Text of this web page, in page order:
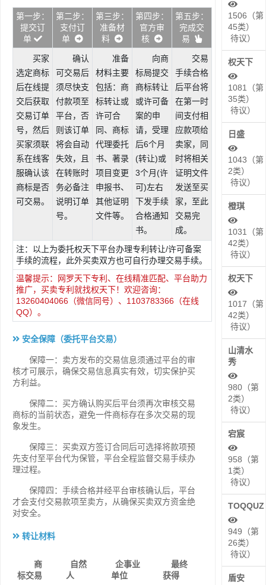
第一步：
提交订
单
第二步：
支付订
单
第三步：
准备材
料
第四步：
官方审
核
第五步：
完成交
易
买家
选定商标
后在线提
交后获取
交易订单
号，然后
买家须联
系在线客
服确认该
商标是否
可交易。
确认
可交易后
须尽快支
付款项至
平台，否
则该订单
将会自动
失效，且
在转账时
务必备注
说明订单
号。
准备
材料主要
包括：商
标转让或
许可合
同、商标
代理委托
书、著录
项目变更
申报书、
其他证明
文件等。
向商
标局提交
商标转让
或许可备
案的申
请，受理
后6个月
(转让)或
3个月(许
可)左右
下发手续
合格通知
书。
交易
手续合格
后平台将
在第一时
间支付相
应款项给
卖家，同
时将相关
证明文件
发送至买
家，至此
交易完
成。
注：以上为委托权天下平台办理专利转让/许可备案
手续的流程，此外买卖双方也可自行办理交易手续。
温馨提示：网罗天下专利、在线精准匹配、平台助力
推广，买卖专利就找权天下！欢迎咨询：
13260404066（微信同号）、1103783366（在线
QQ）。
安全保障（委托平台交易）
保障一：卖方发布的交易信息须通过平台的审
核才可展示，确保交易信息真实有效，切实保护买
方利益。
保障二：买方确认购买后平台须再次审核交易
商标的当前状态，避免一件商标存在多次交易的现
象发生。
保障三：买卖双方签订合同后可选择将款项预
先支付至平台代为保管，平台全程监督交易手续办
理过程。
保障四：手续合格并经平台审核确认后，平台
才会支付交易款项至卖方，从确保买卖双方资金绝
对安全。
转让材料
商
标交易
自然
人
企事业
单位
最终
获得
1506（第
45类）
待议）
权天下
1081（第
35类）
待议）
日盛
1043（第
2类）
待议）
橙琪
1031（第
42类）
待议）
权天下
1017（第
42类）
待议）
山清水
秀
980（第
2类）
待议）
宕宸
958（第
1类）
待议）
TOQQUZ
949（第
26类）
待议）
盾安